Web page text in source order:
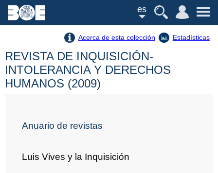
es
Acerca de esta colección Estadísticas
REVISTA DE INQUISICIÓN-
INTOLERANCIA Y DERECHOS
HUMANOS (2009)
Anuario de revistas
Luis Vives y la Inquisición